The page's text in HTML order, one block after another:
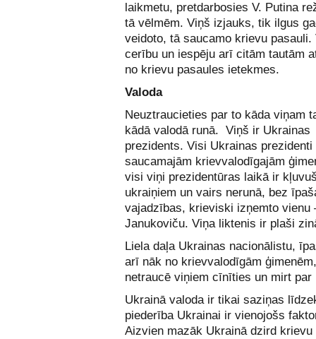
laikmetu, pretdarbosies V. Putina
tā vēlmēm. Viņš izjauks, tik ilgus
veidoto, tā saucamo krievu pasauli.
cerību un iespēju arī citām tautām
no krievu pasaules ietekmes.
Valoda
Neuztraucieties par to kāda viņam
kādā valodā runā. Viņš ir Ukrainas
prezidents. Visi Ukrainas prezidenti
saucamajām krievvalodīgajām
visi viņi prezidentūras laikā ir
ukraiņiem un vairs nerunā, bez
vajadzības, krieviski izņemto vienu
Janukoviču. Viņa liktenis ir plaši
Liela daļa Ukrainas nacionālistu,
arī nāk no krievvalodīgām
netraucē viņiem cīnīties un mirt par
Ukrainā valoda ir tikai saziņas
piederība Ukrainai ir vienojošs
Aizvien mazāk Ukrainā dzird krievu